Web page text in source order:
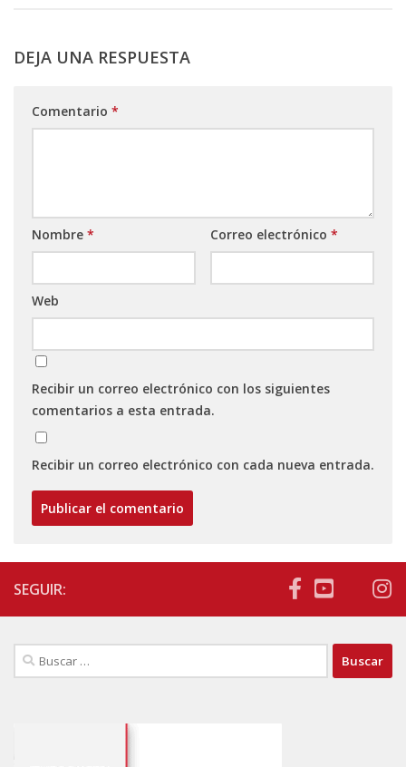
DEJA UNA RESPUESTA
Comentario *
Nombre * Correo electrónico *
Web
Recibir un correo electrónico con los siguientes
comentarios a esta entrada.
Recibir un correo electrónico con cada nueva entrada.
SEGUIR:
Buscar: